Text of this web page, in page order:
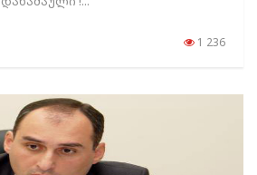
1 236